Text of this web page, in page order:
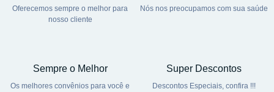
Oferecemos sempre o melhor para
nosso cliente
Nós nos preocupamos com sua saúde
Sempre o Melhor
Os melhores convênios para você e
Super Descontos
Descontos Especiais, confira !!!